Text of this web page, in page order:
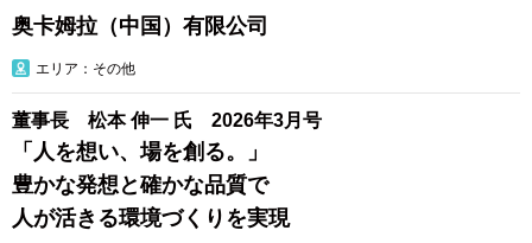
奥卡姆拉（中国）有限公司
エリア：その他
董事長 松本 伸一 氏 2026年3月号
「人を想い、場を創る。」
豊かな発想と確かな品質で
人が活きる環境づくりを実現